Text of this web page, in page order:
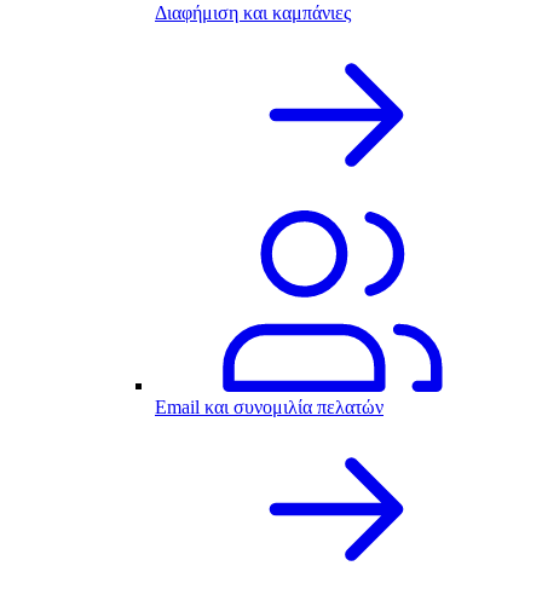
Διαφήμιση και καμπάνιες
Email και συνομιλία πελατών